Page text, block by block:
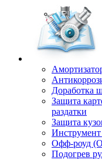
Доработка
Защита
раздатки
Защита
Инструмент
Офф-роуд
Подогрев